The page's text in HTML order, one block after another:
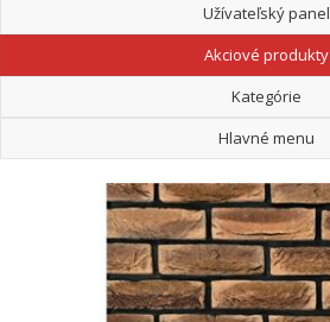
Užívateľský panel
Akciové produkty
Kategórie
Hlavné menu